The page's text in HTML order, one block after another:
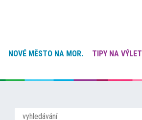
NOVÉ MĚSTO NA MOR.
TIPY NA VÝLET